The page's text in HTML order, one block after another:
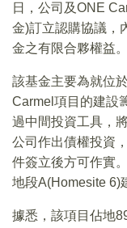
日，公司及ONE
金)訂立認購協議，
金之有限合夥權益。
該基金主要為就位
Carmel項目的建設
過中間投資工具，
公司作出債權投資
件簽立後方可作實
地段A(Homesite 6)
據悉，該項目佔地